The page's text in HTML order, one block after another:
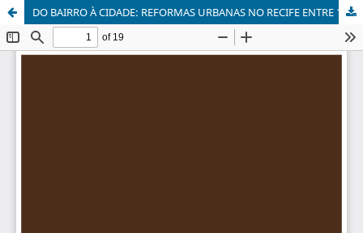
DO BAIRRO À CIDADE: REFORMAS URBANAS NO RECIFE ENTRE 1922 E 1926